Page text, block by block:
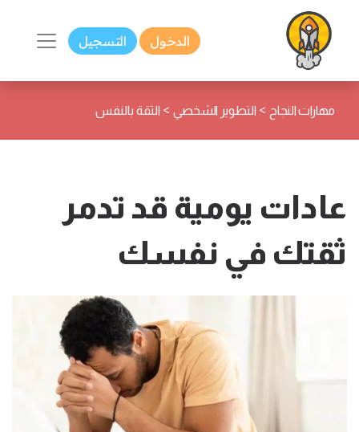
الدخول التسجيل
مهارات النجاح > التطوير الشخصي > الثقة بالنفس
عادات يومية قد تدمر
ثقتك في نفسك